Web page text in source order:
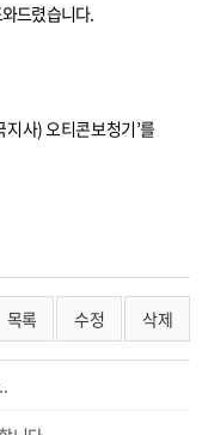
드렸습니다.
지사) 오티콘보청기’를
목록 수정 삭제